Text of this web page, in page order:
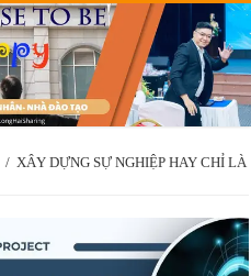
/ XÂY DỰNG SỰ NGHIỆP HAY CHỈ LÀ